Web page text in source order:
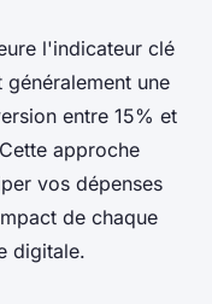
l'indicateur clé
une
entre 15% et
approche
vos dépenses
de chaque
digitale.